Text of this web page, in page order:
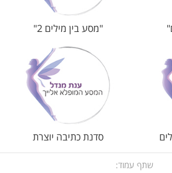
"מסע בין מילים 2"
סדנת כתיבה יוצרת
שתף עמוד: